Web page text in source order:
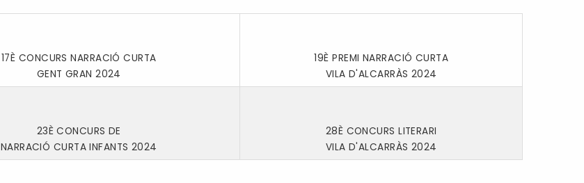
17È CONCURS NARRACIÓ CURTA
GENT GRAN 2024
19È PREMI NARRACIÓ CURTA
VILA D'ALCARRÀS 2024
23È CONCURS DE
NARRACIÓ CURTA INFANTS 2024
28È CONCURS LITERARI
VILA D'ALCARRÀS 2024